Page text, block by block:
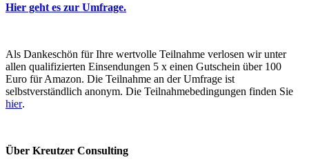
Hier geht es zur Umfrage.
Als Dankeschön für Ihre wertvolle Teilnahme verlosen wir unter
allen qualifizierten Einsendungen 5 x einen Gutschein über 100
Euro für Amazon. Die Teilnahme an der Umfrage ist
selbstverständlich anonym. Die Teilnahmebedingungen finden Sie
hier.
Über Kreutzer Consulting